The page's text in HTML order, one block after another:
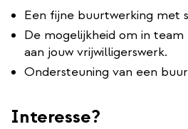
Een fijne buurtwerking met
De mogelijkheid om in
aan jouw vrijwilligerswerk.
Ondersteuning van een
Interesse?